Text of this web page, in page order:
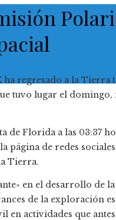
ha regresado a la
tuvo lugar el
de Florida a las 03:37
de redes
Tierra.
en el desarrollo de
de la exploración
actividades que antes